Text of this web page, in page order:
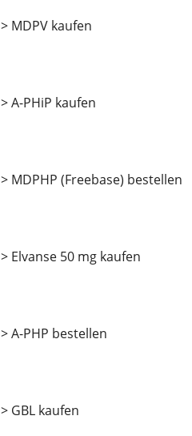
> MDPV kaufen
> A-PHiP kaufen
> MDPHP (Freebase) bestellen
> Elvanse 50 mg kaufen
> A-PHP bestellen
> GBL kaufen